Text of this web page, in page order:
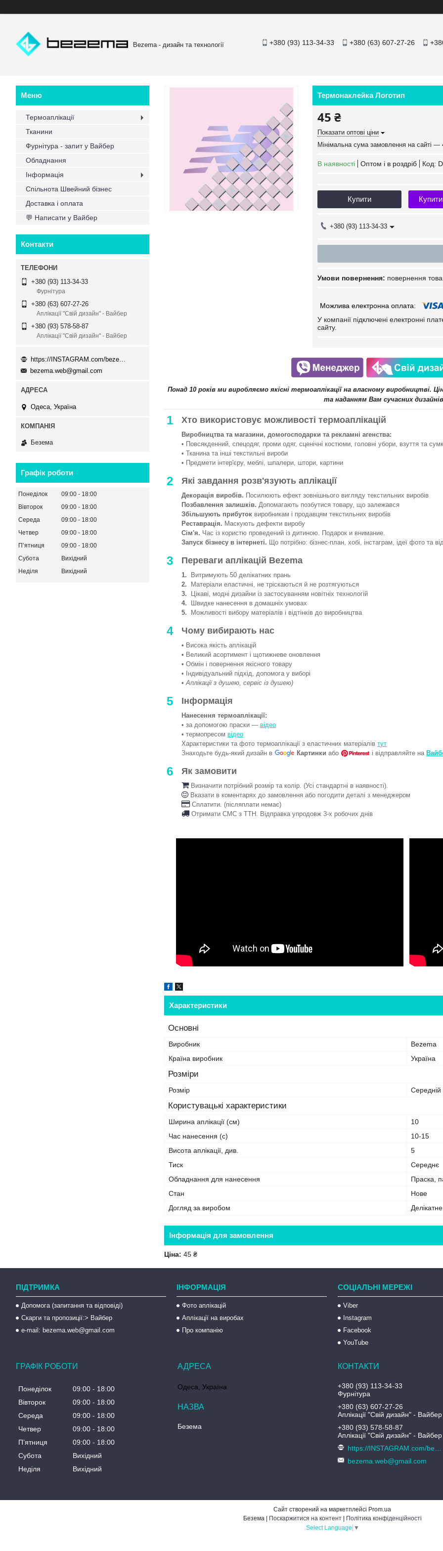
Bezema - дизайн та технології +380 (93) 113-34-33 +380 (63) 607-27-26
Термонаклейка Логотип
45 ₴
Показати оптові ціни
Мінімальна сума замовлення на сайті —
В наявності Оптом і в роздріб Код:
Купити
+380 (93) 113-34-33
повернення
У компанії підключені електронні
сайту.
Понад 10 років ми виробляємо якісні термоаплікації на власному виробництві.
та наданням Вам сучасних
1 Хто використовує можливості термоаплікацій
Виробництва та магазини, домогосподарки та рекламні агенства:
• Повсякденний, спецодяг, проми одяг, сценічні костюми, головні убори, взуття та
• Тканина та інші текстильні вироби
• Предмети інтер'єру, меблі, шпалери, штори, картини
2 Які завдання розв'язують аплікації
Декорація виробів. Посилюють ефект зовнішнього вигляду текстильних виробів
Позбавлення залишків. Допомагають позбутися товару, що залежався
Збільшують прибуток виробникам і продавцям текстильних виробів
Реставрація. Маскують дефекти виробу
Сім'я. Час із користю проведений із дитиною. Подарок и внимание.
Запуск бізнесу в інтернеті. Що потрібно: бізнес-план, хобі, інстаграм, ідеї фото та
3 Переваги аплікацій Bezema
1. Витримують 50 делікатних прань
2. Матеріали еластичні, не тріскаються й не розтягуються
3. Цікаві, модні дизайни із застосуванням новітніх технологій
4. Швидке нанесення в домашніх умовах
5. Можливості вибору матеріалів і відтінків до виробництва
4 Чому вибирають нас
• Висока якість аплікацій
• Великий асортимент і щотижневе оновлення
• Обмін і повернення якісного товару
• Індивідуальний підхід, допомога у виборі
•Аплікації з душею, сервіс із душею)
5 Інформація
Нанесення термоаплікації:
• за допомогою праски — відео
• термопресом відео
Характеристики та фото термоаплікації з еластичних матеріалів тут
Знаходьте будь-який дизайн в
Картинки або і відправляйте на
6 Як замовити
Визначити потрібний розмір та колір. (Усі стандартні в наявності).
Вказати в коментарях до замовлення або погодити деталі з менеджером
Сплатити. (післяплати немає)
Отримати СМС з ТТН. Відправка упродовж 3-х робочих днів
Характеристики
Основні
Виробник
Bezema
Країна виробник
Україна
Розміри
Розмір Середній
Користувацькі характеристики
Ширина аплікації (см)
10
Час нанесення (с)
10-15
Висота аплікації, див.
5
Тиск
Середнє
Обладнання для нанесення
Праска,
Стан
Нове
Догляд за виробом
Інформація для замовлення
Ціна: 45 ₴
Термоаплікації
Тканини
Фурнітура - запит у Вайбер
Обладнання
Інформація
Спільнота Швейний бізнес
Доставка і оплата
💬 Написати у Вайбер
Контакти
+380 (93) 113-34-33
Фурнітура
+380 (63) 607-27-26
Аплікації "Свій дизайн" - Вайбер
+380 (93) 578-58-87
Аплікації "Свій дизайн" - Вайбер
bezema.web@gmail.com
Одеса, Україна
Безема
Графік роботи
Понеділок 09:00
18:00
Вівторок
09:00
18:00
Середа
09:00
18:00
Четвер
09:00
18:00
Пʼятниця
09:00
18:00
Субота
Вихідний
Неділя
Вихідний
ПІДТРИМКА
Допомога (запитання та відповіді)
Скарги та пропозиції:> Вайбер
e-mail: bezema.web@gmail.com
ІНФОРМАЦІЯ
Фото аплікацій
Аплікації на виробах
Про компанію
СОЦІАЛЬНІ МЕРЕЖІ
Viber
Instagram
Facebook
YouTube
ГРАФІК РОБОТИ
Понеділок 09:00
18:00
Вівторок
09:00
18:00
Середа
09:00
18:00
Четвер
09:00
18:00
Пʼятниця
09:00
18:00
Субота
Вихідний
Неділя
Вихідний
Одеса, Україна
Безема
+380 (93) 113-34-33
Фурнітура
+380 (63) 607-27-26
Аплікації "Свій дизайн" - Вайбер
+380 (93) 578-58-87
Аплікації "Свій дизайн" - Вайбер
bezema.web@gmail.com
Сайт створений на маркетплейсі Prom.ua
Поскаржитися на контент
Політика конфіденційності
Select Language ▼